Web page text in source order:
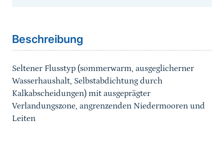
Beschreibung
Seltener Flusstyp (sommerwarm, ausgeglicherner
Wasserhaushalt, Selbstabdichtung durch
Kalkabscheidungen) mit ausgeprägter
Verlandungszone, angrenzenden Niedermooren und
Leiten